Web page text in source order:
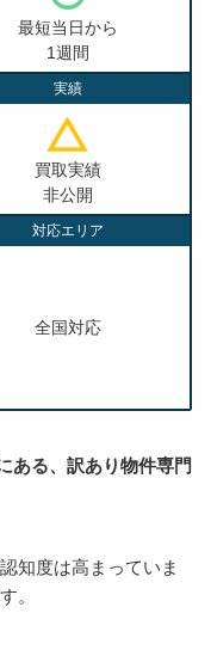
最短当日から
1週間
実績
買取実績
非公開
対応エリア
全国対応
ある、訳あり物件専門
知度は高まっていま
。